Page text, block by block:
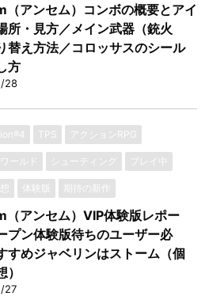
アンセム）コンボの概要とアイ
所・見方／メイン武器（銃火
替え方法／コロッサスのシール
方
28
TPS アクションRPG
ールド シューティング プレイ中
体験版 期待の新作
アンセム）VIP体験版レポー
プン体験版待ちのユーザー必
すめジャベリンはストーム（個
）
27